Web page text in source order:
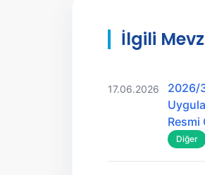
İlgili
17.06.2026
2026/
Resmi
Diğer